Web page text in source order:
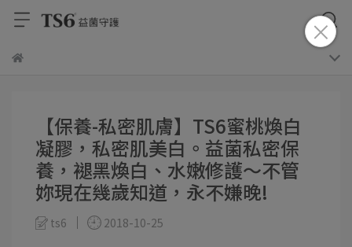
【保養-私密肌膚】TS6蜜桃煥白
凝膠，私密肌美白。益菌私密保
養，褪黑煥白、水嫩修護～不管
妳現在幾歲知道，永不嫌晚!
ts6 2018-10-25